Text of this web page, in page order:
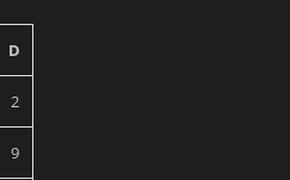
D
2
9